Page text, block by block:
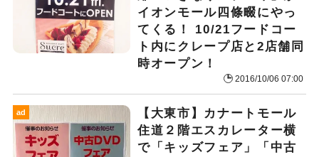
イオンモール四條畷にやっ
てくる！ 10/21フードコー
ト内にクレープ店と2店舗同
時オープン！
2016/10/06 07:00
ad
【大東市】カナートモール
住道２階エスカレーター横
で「キッズフェア」「中古